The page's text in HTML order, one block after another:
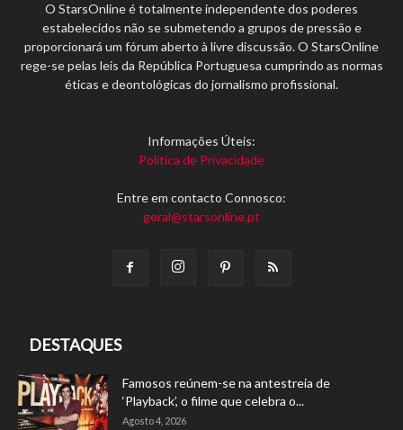
O StarsOnline é totalmente independente dos poderes
estabelecidos não se submetendo a grupos de pressão e
proporcionará um fórum aberto à livre discussão. O StarsOnline
rege-se pelas leis da República Portuguesa cumprindo as normas
éticas e deontológicas do jornalismo profissional.
Informações Úteis:
Política de Privacidade
Entre em contacto Connosco:
geral@starsonline.pt
DESTAQUES
Famosos reúnem-se na antestreia de
‘Playback’, o filme que celebra o...
Agosto 4, 2026